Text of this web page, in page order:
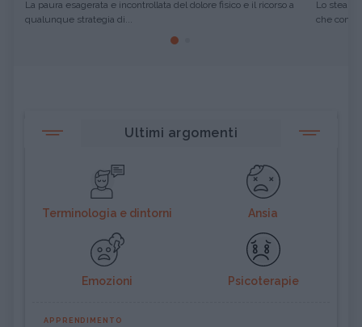
La paura esagerata e incontrollata del dolore fisico e il ricorso a
qualunque strategia di...
Lo
che
Ultimi argomenti
Terminologia e dintorni Ansia
Emozioni Psicoterapie
APPRENDIMENTO